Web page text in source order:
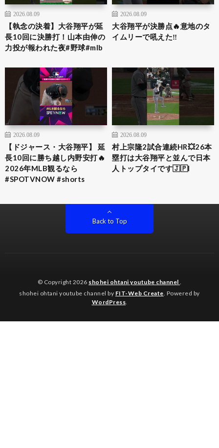
2026.08.09
【執念の決着】大谷翔平が延
長10回に決勝打！山本由伸の
力投が報われた夜#野球#mlb
2026.08.09
大谷翔平が決勝点🔥意地のタ
イムリーで吼えた‼️
2026.08.09
【ドジャース・大谷翔平】 延
長10回に勝ち越し内野安打🔥
2026年MLB観るなら
#SPOTVNOW #shorts
2026.08.09
村上宗隆2試合連続HR💥26本
塁打は大谷翔平と並んで日本
人トップタイです🇯🇵I
Back to Top
© Copyright 2026 shohei ohtani youtube channel
shohei ohtani youtube channel by FIT-Web Create . Powered by
WordPress